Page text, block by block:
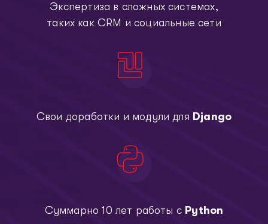
Экспертиза в сложных системах,
таких как СRМ и социальные сети
Свои доработки и модули для Django
Суммарно 10 лет работы с Python